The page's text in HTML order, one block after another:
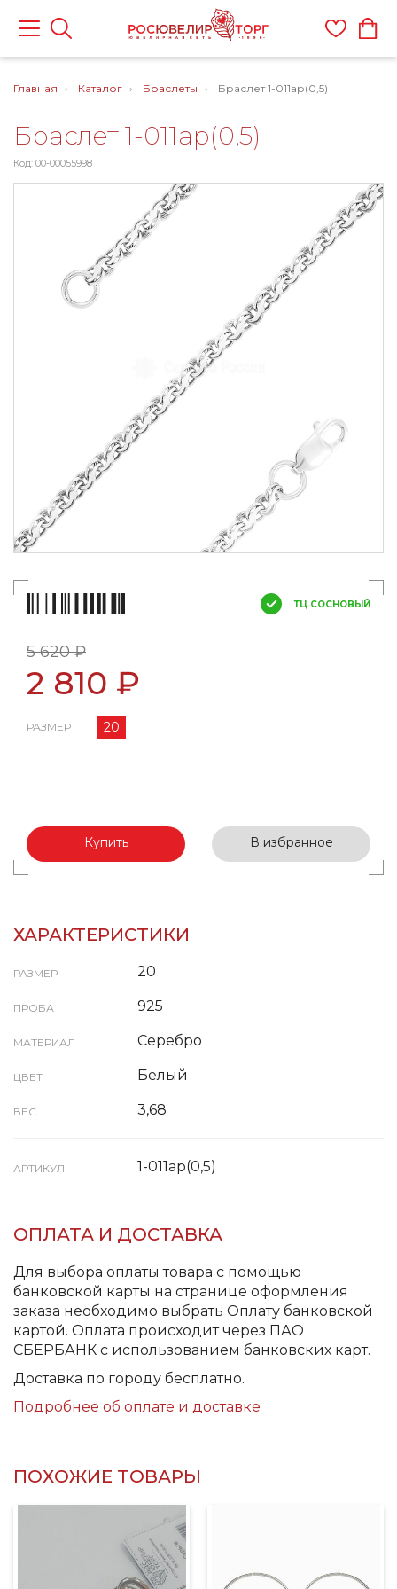
Главная Каталог Браслеты Браслет 1-011ар(0,5)
Браслет 1-011ар(0,5)
Код: 00-00055998
ТЦ СОСНОВЫЙ
5 620 ₽
2 810 ₽
РАЗМЕР 20
Купить В избранное
ХАРАКТЕРИСТИКИ
РАЗМЕР 20
ПРОБА 925
МАТЕРИАЛ Серебро
ЦВЕТ Белый
ВЕС 3,68
АРТИКУЛ 1-011ар(0,5)
ОПЛАТА И ДОСТАВКА
Для выбора оплаты товара с помощью
банковской карты на странице оформления
заказа необходимо выбрать Оплату банковской
картой. Оплата происходит через ПАО
СБЕРБАНК с использованием банковских карт.
Доставка по городу бесплатно.
Подробнее об оплате и доставке
ПОХОЖИЕ ТОВАРЫ